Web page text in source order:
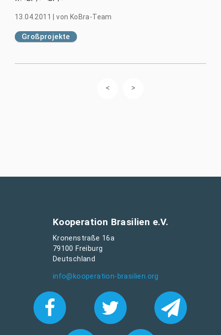
13.04.2011 |von KoBra-Team
Großprojekte
Kooperation Brasilien e.V.
Kronenstraße 16a
79100 Freiburg
Deutschland
info@kooperation-brasilien.org